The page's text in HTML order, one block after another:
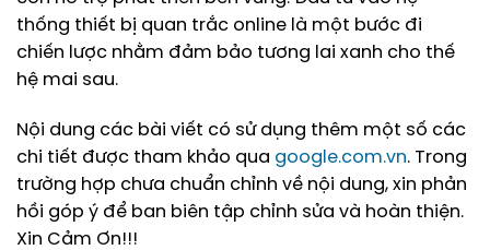
thống thiết bị quan trắc online là một bước đi
chiến lược nhằm đảm bảo tương lai xanh cho thế
hệ mai sau.
Nội dung các bài viết có sử dụng thêm một số các
chi tiết được tham khảo qua google.com.vn. Trong
trường hợp chưa chuẩn chỉnh về nội dung, xin phản
hồi góp ý để ban biên tập chỉnh sửa và hoàn thiện.
Xin Cảm Ơn!!!